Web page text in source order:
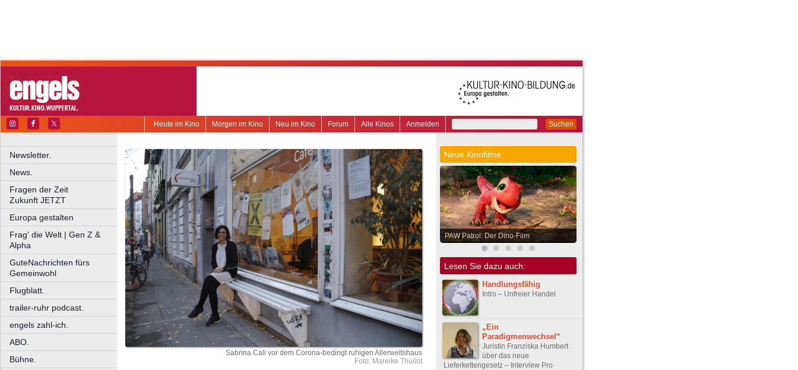
Suchen
Anmelden
Alle Kinos
Forum
Neu im Kino
Morgen im Kino
Heute im Kino
Newsletter.
News.
Fragen der Zeit
Zukunft JETZT
Europa gestalten
Frag' die Welt | Gen Z &
Alpha
GuteNachrichten fürs
Gemeinwohl
Flugblatt.
trailer-ruhr podcast.
engels zahl-ich.
ABO.
Bühne.
Sabrina Cali vor dem Corona-bedingt ruhigen Allerweltshaus
Foto: Mareike Thuilot
Neue Kinofilme
PAW Patrol: Der Dino-Film
Lesen Sie dazu auch:
Handlungsfähig
Intro – Unfreier Handel
„Ein
Paradigmenwechsel“
Juristin Franziska Humbert
über das neue
Lieferkettengesetz – Interview Pro